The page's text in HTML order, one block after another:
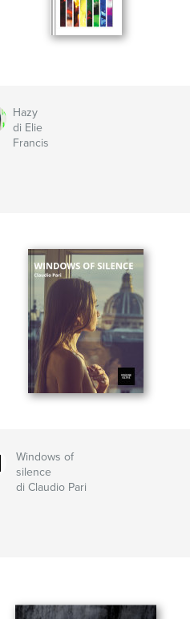
Hazy
di Elie
Francis
Windows of
silence
di Claudio Pari